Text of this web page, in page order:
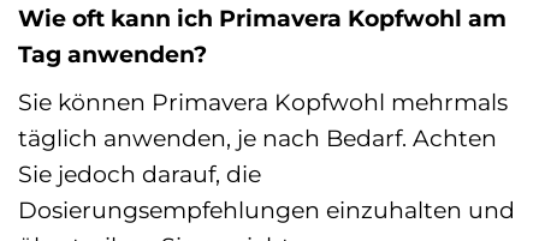
Wie oft kann ich Primavera Kopfwohl am
Tag anwenden?
Sie können Primavera Kopfwohl mehrmals
täglich anwenden, je nach Bedarf. Achten
Sie jedoch darauf, die
Dosierungsempfehlungen einzuhalten und